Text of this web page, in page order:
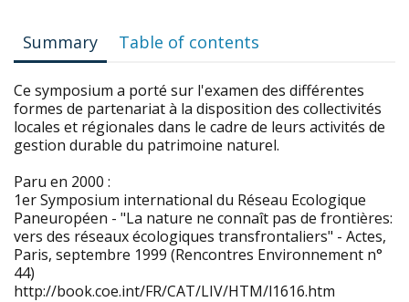
Summary Table of contents
Ce symposium a porté sur l'examen des différentes
formes de partenariat à la disposition des collectivités
locales et régionales dans le cadre de leurs activités de
gestion durable du patrimoine naturel.
Paru en 2000 :
1er Symposium international du Réseau Ecologique
Paneuropéen - "La nature ne connaît pas de frontières:
vers des réseaux écologiques transfrontaliers" - Actes,
Paris, septembre 1999 (Rencontres Environnement n°
44)
http://book.coe.int/FR/CAT/LIV/HTM/l1616.htm